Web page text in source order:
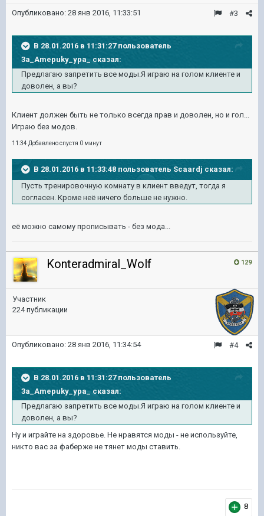
#3
Опубликовано: 28 янв 2016, 11:33:51
В 28.01.2016 в 11:31:27 пользователь
3a_Amepuky_ypa_ сказал:
Предлагаю запретить все моды.Я играю на голом клиенте и
доволен, а вы?
Клиент должен быть не только всегда прав и доволен, но и гол...
Играю без модов.
11:34 Добавлено спустя 0 минут
В 28.01.2016 в 11:33:48 пользователь Scaardj сказал:
Пусть тренировочную комнату в клиент введут, тогда я
согласен. Кроме неё ничего больше не нужно.
её можно самому прописывать - без мода...
129
Konteradmiral_Wolf
Участник
224 публикации
#4
Опубликовано: 28 янв 2016, 11:34:54
В 28.01.2016 в 11:31:27 пользователь
3a_Amepuky_ypa_ сказал:
Предлагаю запретить все моды.Я играю на голом клиенте и
доволен, а вы?
Ну и играйте на здоровье. Не нравятся моды - не используйте,
никто вас за фаберже не тянет моды ставить.
8